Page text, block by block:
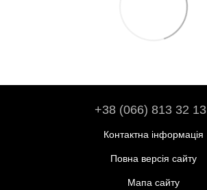
+38 (066) 813 32 13
Контактна інформація
Повна версія сайту
Мапа сайту